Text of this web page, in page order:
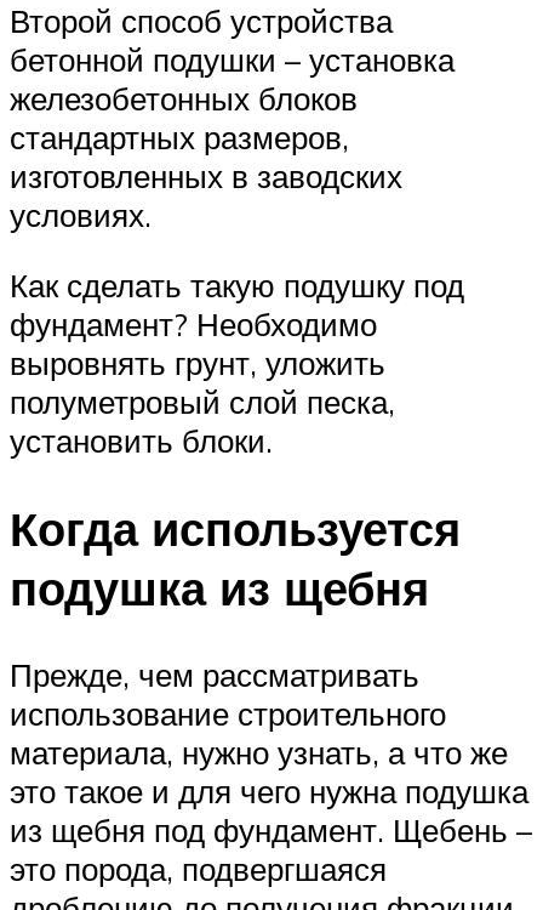
Второй способ устройства
бетонной подушки – установка
железобетонных блоков
стандартных размеров,
изготовленных в заводских
условиях.
Как сделать такую подушку под
фундамент? Необходимо
выровнять грунт, уложить
полуметровый слой песка,
установить блоки.
Когда используется
подушка из щебня
Прежде, чем рассматривать
использование строительного
материала, нужно узнать, а что же
это такое и для чего нужна подушка
из щебня под фундамент. Щебень –
это порода, подвергшаяся